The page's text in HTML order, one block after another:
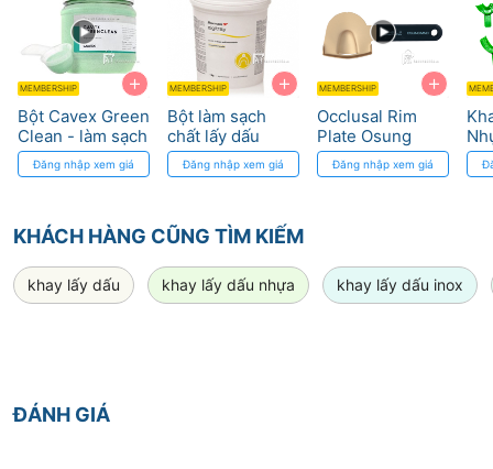
+
MEMBERSHIP
Bột Cavex Green
Clean - làm sạch
khay lấy dấu
inox
Đăng nhập xem giá
+
MEMBERSHIP
Bột làm sạch
chất lấy dấu
Algitray
Zhermack
Đăng nhập xem giá
+
MEMBERSHIP
Occlusal Rim
Plate Osung
Đăng nhập xem giá
Lần
KHÁCH HÀNG CŨNG TÌM KIẾM
khay lấy dấu khay lấy dấu nhựa khay lấy dấu inox
ĐÁNH GIÁ